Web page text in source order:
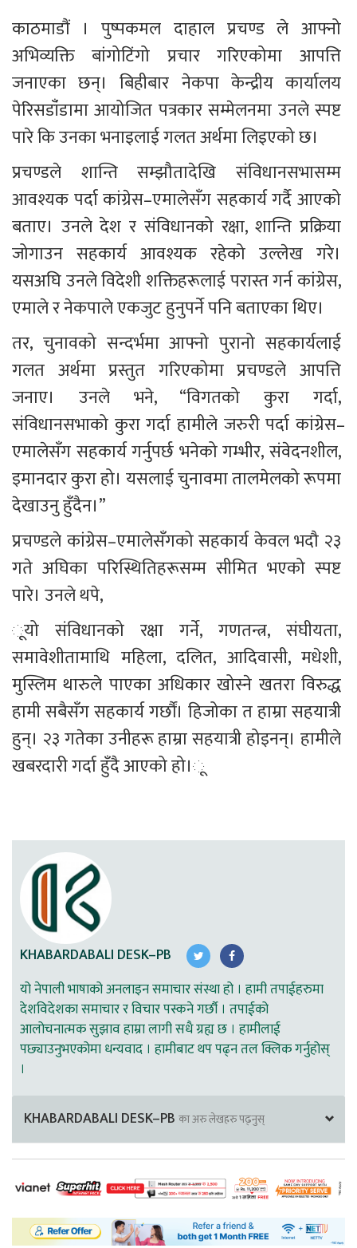
काठमाडौं । पुष्पकमल दाहाल प्रचण्ड ले आफ्नो
अभिव्यक्ति बांगोटिंगो प्रचार गरिएकोमा आपत्ति
जनाएका छन्। बिहीबार नेकपा केन्द्रीय कार्यालय
पेरिसडाँंडामा आयोजित पत्रकार सम्मेलनमा उनले स्पष्ट
पारे कि उनका भनाइलाई गलत अर्थमा लिइएको छ।
प्रचण्डले शान्ति सम्झौतादेखि संविधानसभासम्म
आवश्यक पर्दा कांग्रेस–एमालेसँग सहकार्य गर्दै आएको
बताए। उनले देश र संविधानको रक्षा, शान्ति प्रक्रिया
जोगाउन सहकार्य आवश्यक रहेको उल्लेख गरे।
यसअघि उनले विदेशी शक्तिहरूलाई परास्त गर्न कांग्रेस,
एमाले र नेकपाले एकजुट हुनुपर्ने पनि बताएका थिए।
तर, चुनावको सन्दर्भमा आफ्नो पुरानो सहकार्यलाई
गलत अर्थमा प्रस्तुत गरिएकोमा प्रचण्डले आपत्ति
जनाए। उनले भने, “विगतको कुरा गर्दा,
संविधानसभाको कुरा गर्दा हामीले जरुरी पर्दा कांग्रेस–
एमालेसँग सहकार्य गर्नुपर्छ भनेको गम्भीर, संवेदनशील,
इमानदार कुरा हो। यसलाई चुनावमा तालमेलको रूपमा
देखाउनु हुँदैन।”
प्रचण्डले कांग्रेस–एमालेसँगको सहकार्य केवल भदौ २३
गते अघिका परिस्थितिहरूसम्म सीमित भएको स्पष्ट
पारे। उनले थपे,
ूयो संविधानको रक्षा गर्ने, गणतन्त्र, संघीयता,
समावेशीतामाथि महिला, दलित, आदिवासी, मधेशी,
मुस्लिम थारुले पाएका अधिकार खोस्ने खतरा विरुद्ध
हामी सबैसँग सहकार्य गर्छौं। हिजोका त हाम्रा सहयात्री
हुन्। २३ गतेका उनीहरू हाम्रा सहयात्री होइनन्। हामीले
खबरदारी गर्दा हुँदै आएको हो।ू
KHABARDABALI DESK–PB
यो नेपाली भाषाको अनलाइन समाचार संस्था हो । हामी तपाईहरुमा
देशविदेशका समाचार र विचार पस्कने गर्छौ । तपाईको
आलोचनात्मक सुझाव हाम्रा लागी सधै ग्रह्य छ । हामीलाई
पछ्याउनुभएकोमा धन्यवाद । हामीबाट थप पढ्न तल क्लिक गर्नुहोस्
।
KHABARDABALI DESK–PB का अरु लेखहरु पढ्नुस्